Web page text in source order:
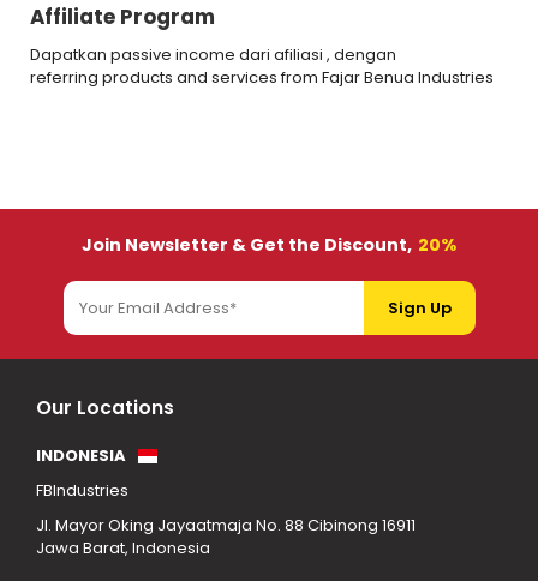
Affiliate Program
Dapatkan passive income dari afiliasi , dengan
referring products and services from Fajar Benua Industries
Join Newsletter & Get the Discount, 20%
Our Locations
INDONESIA
FBIndustries
Jl. Mayor Oking Jayaatmaja No. 88 Cibinong 16911
Jawa Barat, Indonesia